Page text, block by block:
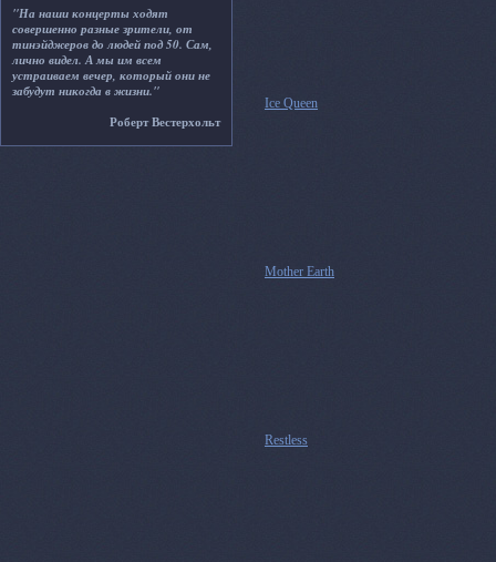
"На наши концерты ходят
совершенно разные зрители, от
тинэйджеров до людей под 50. Сам,
лично видел. А мы им всем
устраиваем вечер, который они не
забудут никогда в жизни."
Роберт Вестерхольт
Ice Queen
Mother Earth
Restless